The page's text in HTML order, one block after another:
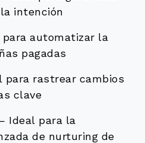
intención
para automatizar la
pagadas
para rastrear cambios
clave
Ideal para la
de nurturing de